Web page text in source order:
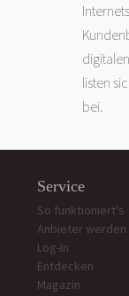
listen
bei.
Service
So funktioniert's
Anbieter werden
Log-In
Entdecken
Magazin